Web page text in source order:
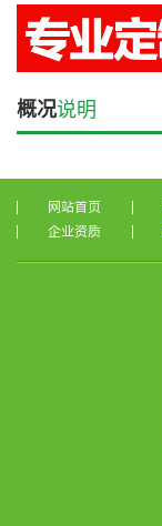
概况说明
网站首页
企业资质